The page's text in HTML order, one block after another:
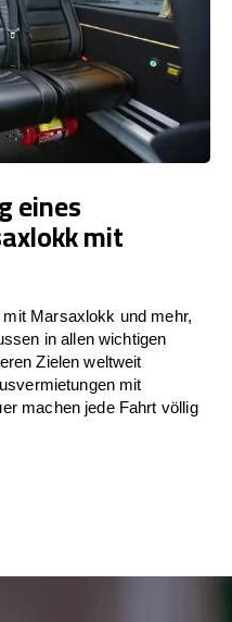
eines
mit
Marsaxlokk und mehr,
in allen wichtigen
Zielen weltweit
mit
machen jede Fahrt völlig